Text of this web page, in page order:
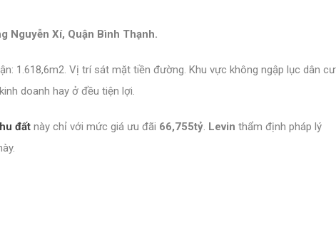
Nguyễn Xí, Quận Bình Thạnh.
1.618,6m2. Vị trí sát mặt tiền đường. Khu vực không ngập lục dân cư
doanh hay ở đều tiện lợi.
đất này chỉ với mức giá ưu đãi 66,755tỷ. Levin thẩm định pháp lý